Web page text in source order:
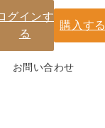
グインす
る
購入する
お問い合わせ